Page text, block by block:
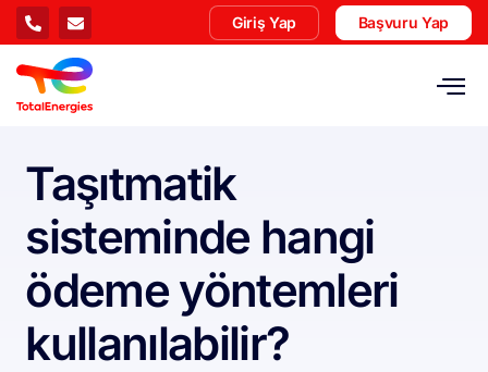
Giriş Yap Başvuru Yap
Taşıtmatik
sisteminde hangi
ödeme yöntemleri
kullanılabilir?